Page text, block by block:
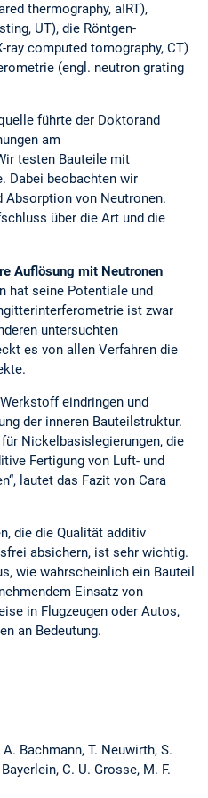
thermography, aIRT),
UT), die Röntgen-
computed tomography, CT)
(engl. neutron grating
führte der Doktorand
am
testen Bauteile mit
Dabei beobachten wir
von Neutronen.
über die Art und die
Auflösung mit Neutronen
hat seine Potentiale und
ist zwar
untersuchten
es von allen Verfahren die
eindringen und
der inneren Bauteilstruktur.
Nickelbasislegierungen, die
Fertigung von Luft- und
lautet das Fazit von Cara
die die Qualität additiv
absichern, ist sehr wichtig.
wie wahrscheinlich ein Bauteil
Einsatz von
in Flugzeugen oder Autos,
an Bedeutung.
Bachmann, T. Neuwirth, S.
C. U. Grosse, M. F.